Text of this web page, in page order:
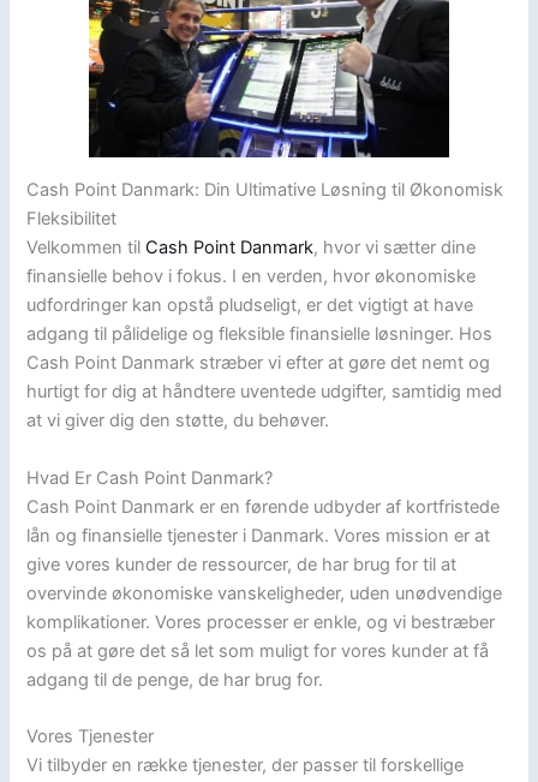
Cash Point Danmark: Din Ultimative Løsning til Økonomisk
Fleksibilitet
Velkommen til Cash Point Danmark, hvor vi sætter dine
finansielle behov i fokus. I en verden, hvor økonomiske
udfordringer kan opstå pludseligt, er det vigtigt at have
adgang til pålidelige og fleksible finansielle løsninger. Hos
Cash Point Danmark stræber vi efter at gøre det nemt og
hurtigt for dig at håndtere uventede udgifter, samtidig med
at vi giver dig den støtte, du behøver.
Hvad Er Cash Point Danmark?
Cash Point Danmark er en førende udbyder af kortfristede
lån og finansielle tjenester i Danmark. Vores mission er at
give vores kunder de ressourcer, de har brug for til at
overvinde økonomiske vanskeligheder, uden unødvendige
komplikationer. Vores processer er enkle, og vi bestræber
os på at gøre det så let som muligt for vores kunder at få
adgang til de penge, de har brug for.
Vores Tjenester
Vi tilbyder en række tjenester, der passer til forskellige